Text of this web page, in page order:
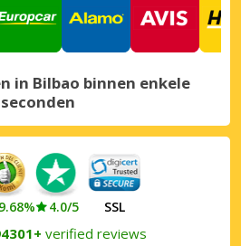
in Bilbao binnen enkele
seconden
4.0/5 SSL
verified reviews